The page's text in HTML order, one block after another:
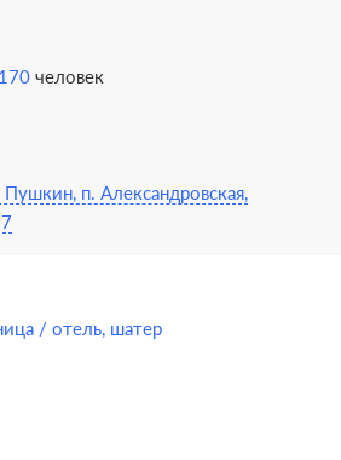
170 человек
Пушкин, п. Александровская,
/ отель, шатер